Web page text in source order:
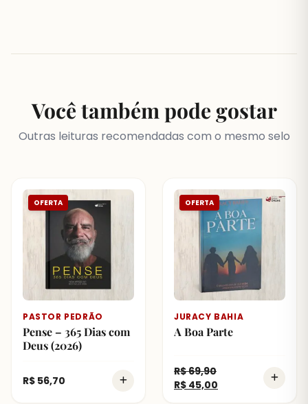
Você também pode gostar
Outras leituras recomendadas com o mesmo selo
OFERTA
PASTOR PEDRÃO
Pense – 365 Dias com
Deus (2026)
R$ 56,70
OFERTA
JURACY BAHIA
A Boa Parte
R$69,90
R$ 45,00